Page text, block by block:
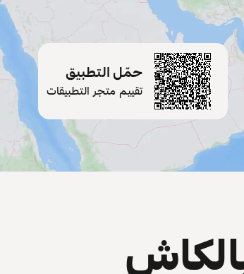
حمّل التطبيق
تقييم متجر التطبيقات